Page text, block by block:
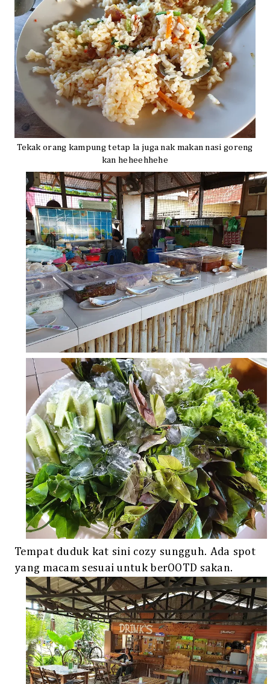
Tekak orang kampung tetap la juga nak makan nasi goreng
kan heheehhehe
Tempat duduk kat sini cozy sungguh. Ada spot
yang macam sesuai untuk berOOTD sakan.